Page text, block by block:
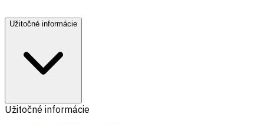
Užitočné informácie
Užitočné informácie